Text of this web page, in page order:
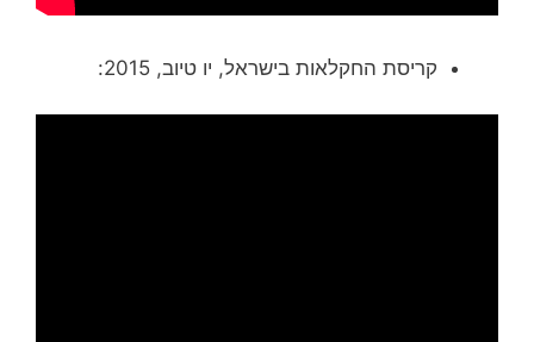
קריסת החקלאות בישראל, יו טיוב, 2015: